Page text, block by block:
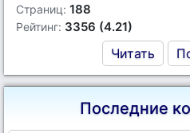
Страниц: 188
Рейтинг: 3356 (4.21)
Читать
Последние